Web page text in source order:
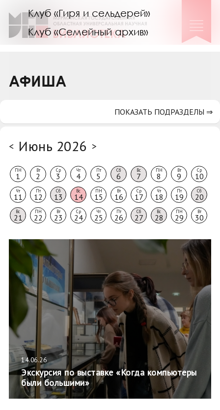
Клуб «Гиря и сельдерей»
Клуб «Семейный архив»
Коллегам
АФИША
< Июнь 2026 >
ПН
1
Вт
2
Ср
3
Чт
4
Пт
5
Сб
6
Вс
7
ПН
8
Вт
9
Ср
10
Чт
11
Пт
12
Сб
13
Вс
14
ПН
15
Вт
16
Ср
17
Чт
18
Пт
19
Сб
20
Вс
21
ПН
22
Вт
23
Ср
24
Чт
25
Пт
26
Сб
27
Вс
28
ПН
29
Вт
30
14.06.26
Экскурсия по выставке «Когда компьютеры
были большими»
ПОКАЗАТЬ ПОДРАЗДЕЛЫ ⇒